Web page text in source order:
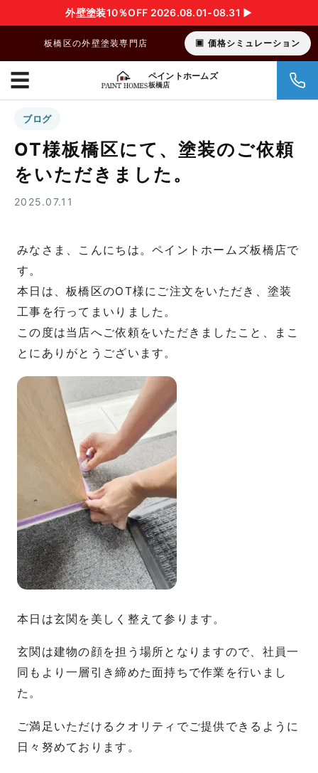
外壁塗装10％OFF 2026.08.01-08.31 ▶︎
板橋区の外壁塗装専門店 価格シミュレーション
ペイントホームズ
板橋店
☰
ブログ
OT様板橋区にて、塗装のご依頼
をいただきました。
2025.07.11
みなさま、こんにちは。ペイントホームズ板橋店で
す。
本日は、板橋区のOT様にご注文をいただき、塗装
工事を行ってまいりました。
この度は当店へご依頼をいただきましたこと、まこ
とにありがとうございます。
本日は玄関を美しく整えて参ります。
玄関は建物の顔を担う場所となりますので、社員一
同もより一層引き締めた面持ちで作業を行いまし
た。
ご満足いただけるクオリティでご提供できるように
日々努めております。